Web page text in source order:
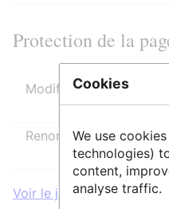
Protection de la
Modifier
(infini)
Renommer
(infini)
Voir le journal des
Cookies
We use
technologies)
content,
analyse traffic.